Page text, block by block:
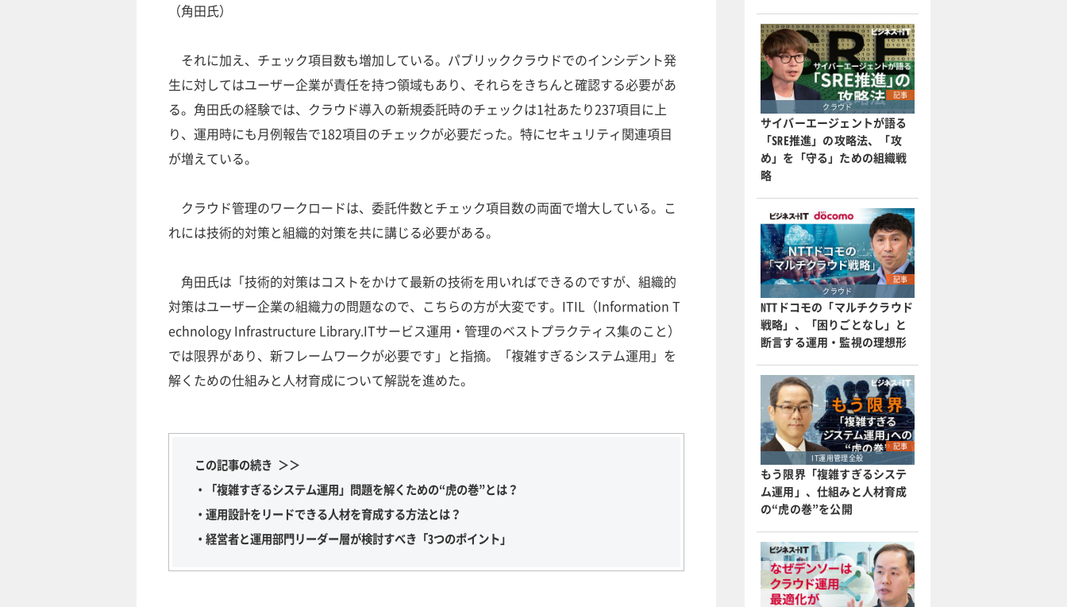
（角田氏）
それに加え、チェック項目数も増加している。パブリッククラウドでのインシデント発
生に対してはユーザー企業が責任を持つ領域もあり、それらをきちんと確認する必要があ
る。角田氏の経験では、クラウド導入の新規委託時のチェックは1社あたり237項目に上
り、運用時にも月例報告で182項目のチェックが必要だった。特にセキュリティ関連項目
が増えている。
クラウド管理のワークロードは、委託件数とチェック項目数の両面で増大している。こ
れには技術的対策と組織的対策を共に講じる必要がある。
角田氏は「技術的対策はコストをかけて最新の技術を用いればできるのですが、組織的
対策はユーザー企業の組織力の問題なので、こちらの方が大変です。ITIL（Information T
echnology Infrastructure Library.ITサービス運用・管理のベストプラクティス集のこと）
では限界があり、新フレームワークが必要です」と指摘。「複雑すぎるシステム運用」を
解くための仕組みと人材育成について解説を進めた。
この記事の続き ＞＞
・「複雑すぎるシステム運用」問題を解くための“虎の巻”とは？
・運用設計をリードできる人材を育成する方法とは？
・経営者と運用部門リーダー層が検討すべき「3つのポイント」
記事
クラウド
サイバーエージェントが語る
「SRE推進」の攻略法、「攻
め」を「守る」ための組織戦
略
記事
クラウド
NTTドコモの「マルチクラウド
戦略」、「困りごとなし」と
断言する運用・監視の理想形
記事
IT運用管理全般
もう限界「複雑すぎるシステ
ム運用」、仕組みと人材育成
の“虎の巻”を公開